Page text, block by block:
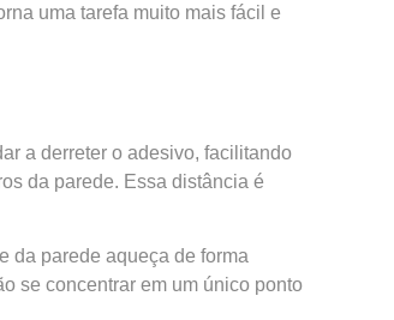
uma tarefa muito mais fácil e
a derreter o adesivo, facilitando
da parede. Essa distância é
da parede aqueça de forma
se concentrar em um único ponto